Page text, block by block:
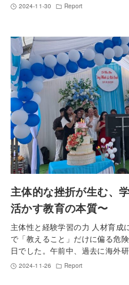
2024-11-30 Report
主体的な挫折が生む、
活かす教育の本質〜
主体性と経験学習の力 人材育成
で「教えること」だけに偏る危
日でした。午前中、過去に海外
2024-11-26 Report